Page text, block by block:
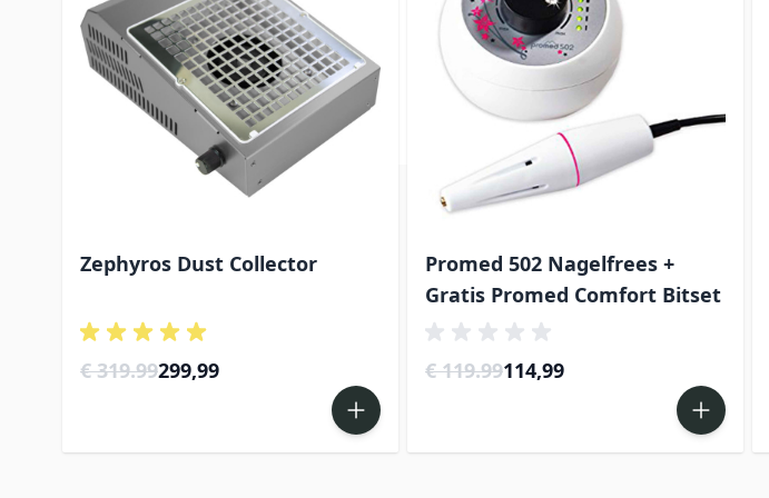
Zephyros Dust Collector
€ 319.99Special Price
299,99
Promed 502 Nagelfrees +
Gratis Promed Comfort Bitset
€ 119.99Special Price
114,99